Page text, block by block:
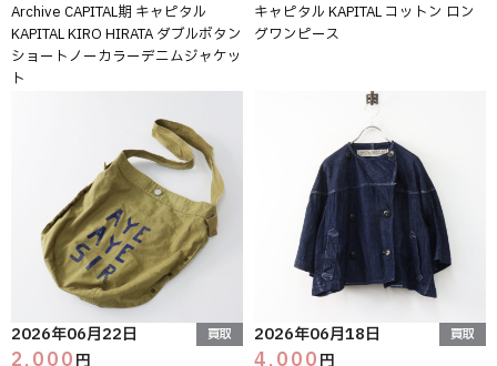
Archive CAPITAL期 キャピタル
KAPITAL KIRO HIRATA ダブルボタン
ショートノーカラーデニムジャケッ
ト
キャピタル KAPITAL コットン ロン
グワンピース
2026年06月22日 買取
2,000円
2026年06月18日 買取
4,000円